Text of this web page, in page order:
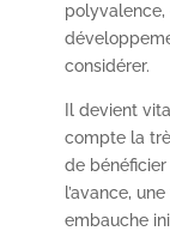
considérer.
Il devient
compte la
de
l’avance,
embauche